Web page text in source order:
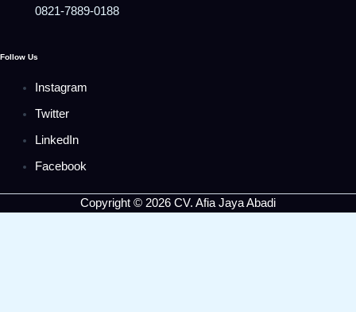
0821-7889-0188
Follow Us
Instagram
Twitter
LinkedIn
Facebook
Copyright © 2026 CV. Afia Jaya Abadi